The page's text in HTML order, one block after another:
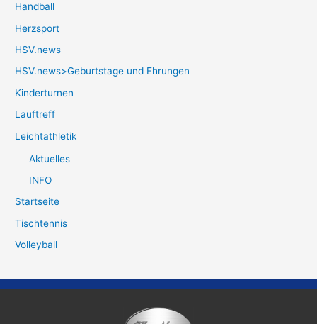
Handball
Herzsport
HSV.news
HSV.news>Geburtstage und Ehrungen
Kinderturnen
Lauftreff
Leichtathletik
Aktuelles
INFO
Startseite
Tischtennis
Volleyball